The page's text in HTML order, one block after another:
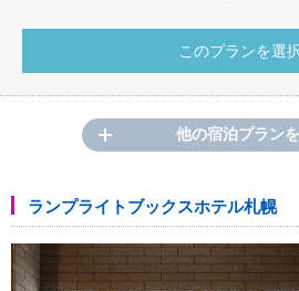
他の宿泊プラン
ランプライトブックスホテル札幌